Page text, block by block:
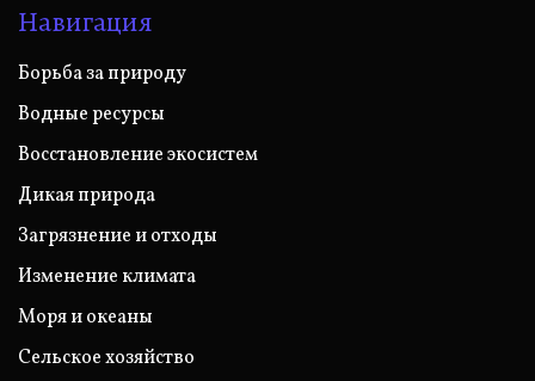
Навигация
Борьба за природу
Водные ресурсы
Восстановление экосистем
Дикая природа
Загрязнение и отходы
Изменение климата
Моря и океаны
Сельское хозяйство